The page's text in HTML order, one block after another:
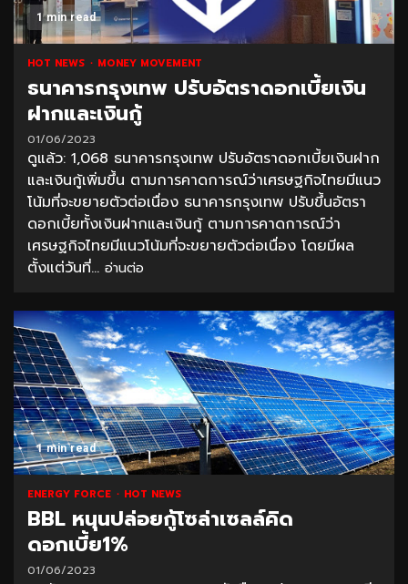
1 min read
HOT NEWS MONEY MOVEMENT
ธนาคารกรุงเทพ ปรับอัตราดอกเบี้ยเงิน
ฝากและเงินกู้
01/06/2023
ดูแล้ว: 1,068 ธนาคารกรุงเทพ ปรับอัตราดอกเบี้ยเงินฝาก
และเงินกู้เพิ่มขึ้น ตามการคาดการณ์ว่าเศรษฐกิจไทยมีแนว
โน้มที่จะขยายตัวต่อเนื่อง ธนาคารกรุงเทพ ปรับขึ้นอัตรา
ดอกเบี้ยทั้งเงินฝากและเงินกู้ ตามการคาดการณ์ว่า
เศรษฐกิจไทยมีแนวโน้มที่จะขยายตัวต่อเนื่อง โดยมีผล
ตั้งแต่วันที่... อ่านต่อ
1 min read
ENERGY FORCE HOT NEWS
BBL หนุนปล่อยกู้โซล่าเซลล์คิด
ดอกเบี้ย1%
01/06/2023